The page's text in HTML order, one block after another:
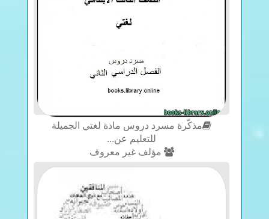
مذكّرة مسرد دروس مادة لغتي الجميلة
للتعليم عن...
مؤلف غير معروف